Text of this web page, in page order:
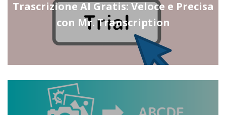
Trascrizione AI Gratis: Veloce e Precisa
con Mr. Transcription